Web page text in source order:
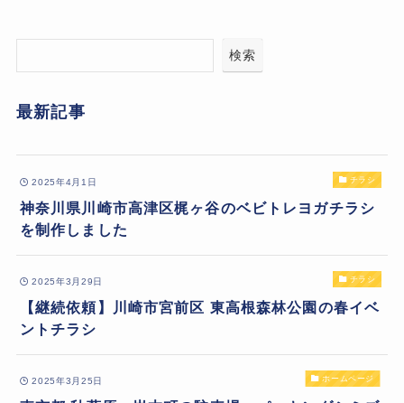
検索
最新記事
2025年4月1日 チラシ
神奈川県川崎市高津区梶ヶ谷のベビトレヨガチラシ
を制作しました
2025年3月29日 チラシ
【継続依頼】川崎市宮前区 東高根森林公園の春イベ
ントチラシ
2025年3月25日 ホームページ